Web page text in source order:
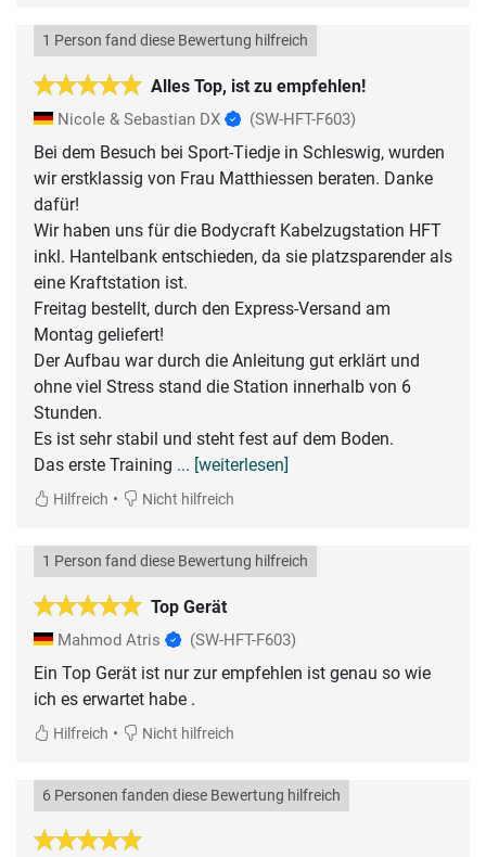
Alles Top, ist zu empfehlen!
1 Person fand diese Bewertung hilfreich
Nicole & Sebastian DX (SW-HFT-F603)
Bei dem Besuch bei Sport-Tiedje in Schleswig, wurden
wir erstklassig von Frau Matthiessen beraten. Danke
dafür!
Wir haben uns für die Bodycraft Kabelzugstation HFT
inkl. Hantelbank entschieden, da sie platzsparender als
eine Kraftstation ist.
Freitag bestellt, durch den Express-Versand am
Montag geliefert!
Der Aufbau war durch die Anleitung gut erklärt und
ohne viel Stress stand die Station innerhalb von 6
Stunden.
Es ist sehr stabil und steht fest auf dem Boden.
Das erste Training ... [weiterlesen]
Hilfreich • Nicht hilfreich
Top Gerät
1 Person fand diese Bewertung hilfreich
Mahmod Atris (SW-HFT-F603)
Ein Top Gerät ist nur zur empfehlen ist genau so wie
ich es erwartet habe .
Hilfreich • Nicht hilfreich
6 Personen fanden diese Bewertung hilfreich